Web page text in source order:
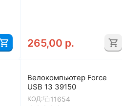
265,00 р.
Велокомпьютер Force
USB 13 39150
КОД: 11654